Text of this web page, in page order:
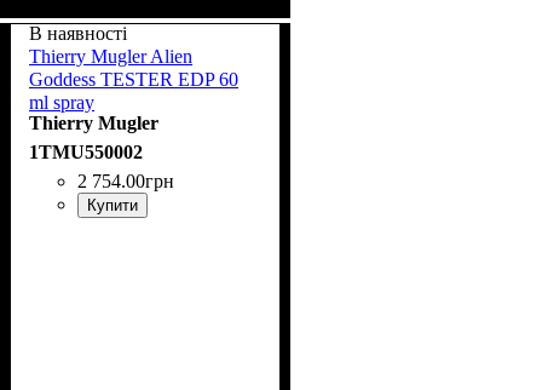
В наявності
Thierry Mugler Alien
Goddess TESTER EDP 60
ml spray
Thierry Mugler
1TMU550002
2 754.00грн
Купити